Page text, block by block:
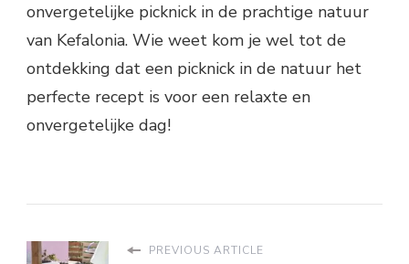
onvergetelijke picknick in de prachtige natuur
van Kefalonia. Wie weet kom je wel tot de
ontdekking dat een picknick in de natuur het
perfecte recept is voor een relaxte en
onvergetelijke dag!
PREVIOUS ARTICLE